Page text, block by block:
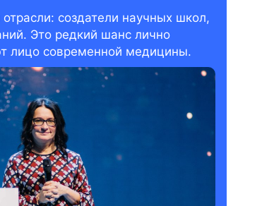
создатели научных школ,
Это редкий шанс лично
лицо современной медицины.